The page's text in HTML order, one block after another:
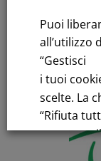
Share capital €
Register of
C.F.and VAT
C.C.I.AA. Milano –
Puoi
all’utilizzo
“Gestisci
i tuoi
scelte. La
“Rifiuta
comporta
default e